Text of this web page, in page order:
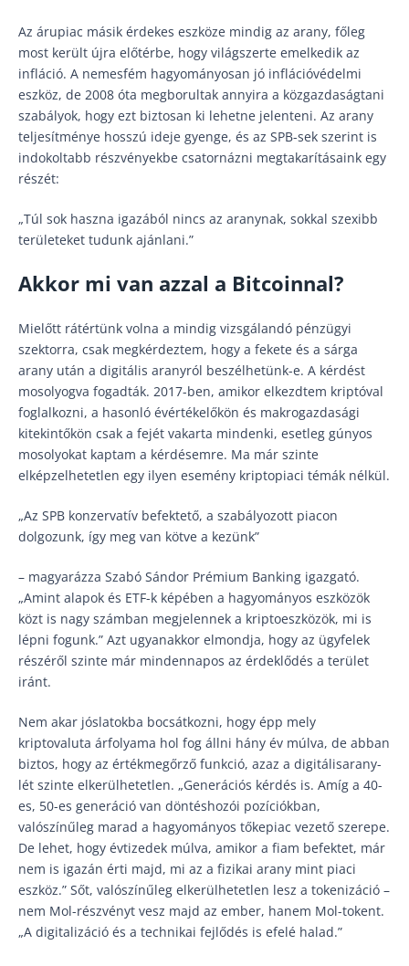
Az árupiac másik érdekes eszköze mindig az arany, főleg
most került újra előtérbe, hogy világszerte emelkedik az
infláció. A nemesfém hagyományosan jó inflációvédelmi
eszköz, de 2008 óta megborultak annyira a közgazdaságtani
szabályok, hogy ezt biztosan ki lehetne jelenteni. Az arany
teljesítménye hosszú ideje gyenge, és az SPB-sek szerint is
indokoltabb részvényekbe csatornázni megtakarításaink egy
részét:
„Túl sok haszna igazából nincs az aranynak, sokkal szexibb
területeket tudunk ajánlani.”
Akkor mi van azzal a Bitcoinnal?
Mielőtt rátértünk volna a mindig vizsgálandó pénzügyi
szektorra, csak megkérdeztem, hogy a fekete és a sárga
arany után a digitális aranyról beszélhetünk-e. A kérdést
mosolyogva fogadták. 2017-ben, amikor elkezdtem kriptóval
foglalkozni, a hasonló évértékelőkön és makrogazdasági
kitekintőkön csak a fejét vakarta mindenki, esetleg gúnyos
mosolyokat kaptam a kérdésemre. Ma már szinte
elképzelhetetlen egy ilyen esemény kriptopiaci témák nélkül.
„Az SPB konzervatív befektető, a szabályozott piacon
dolgozunk, így meg van kötve a kezünk”
– magyarázza Szabó Sándor Prémium Banking igazgató.
„Amint alapok és ETF-k képében a hagyományos eszközök
közt is nagy számban megjelennek a kriptoeszközök, mi is
lépni fogunk.” Azt ugyanakkor elmondja, hogy az ügyfelek
részéről szinte már mindennapos az érdeklődés a terület
iránt.
Nem akar jóslatokba bocsátkozni, hogy épp mely
kriptovaluta árfolyama hol fog állni hány év múlva, de abban
biztos, hogy az értékmegőrző funkció, azaz a digitálisarany-
lét szinte elkerülhetetlen. „Generációs kérdés is. Amíg a 40-
es, 50-es generáció van döntéshozói pozíciókban,
valószínűleg marad a hagyományos tőkepiac vezető szerepe.
De lehet, hogy évtizedek múlva, amikor a fiam befektet, már
nem is igazán érti majd, mi az a fizikai arany mint piaci
eszköz.” Sőt, valószínűleg elkerülhetetlen lesz a tokenizáció –
nem Mol-részvényt vesz majd az ember, hanem Mol-tokent.
„A digitalizáció és a technikai fejlődés is efelé halad.”